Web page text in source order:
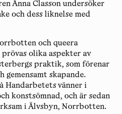
Anna Classon undersöker
och dess liknelse med
och queera
olika aspekter av
praktik, som förenar
gemensamt skapande.
Handarbetets vänner i
konstsömnad, och är sedan
i Älvsbyn, Norrbotten.